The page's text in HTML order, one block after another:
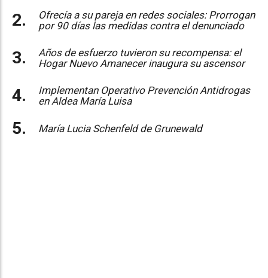
Ofrecía a su pareja en redes sociales: Prorrogan
por 90 días las medidas contra el denunciado
Años de esfuerzo tuvieron su recompensa: el
Hogar Nuevo Amanecer inaugura su ascensor
Implementan Operativo Prevención Antidrogas
en Aldea María Luisa
María Lucia Schenfeld de Grunewald